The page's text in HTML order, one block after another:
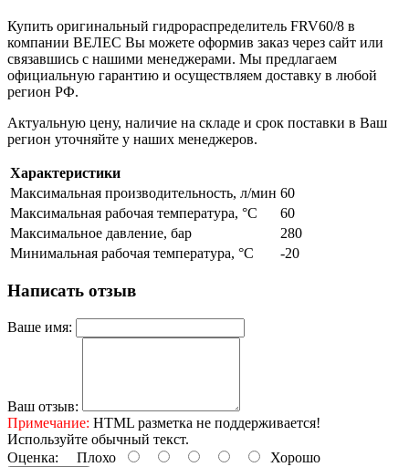
Купить оригинальный гидрораспределитель FRV60/8 в
компании ВЕЛЕС Вы можете оформив заказ через сайт или
связавшись с нашими менеджерами. Мы предлагаем
официальную гарантию и осуществляем доставку в любой
регион РФ.
Актуальную цену, наличие на складе и срок поставки в Ваш
регион уточняйте у наших менеджеров.
Характеристики
Максимальная производительность, л/мин 60
Максимальная рабочая температура, °C
60
Максимальное давление, бар
280
Минимальная рабочая температура, °C
-20
Написать отзыв
Ваше имя:
Ваш отзыв:
Примечание: HTML разметка не поддерживается!
Используйте обычный текст.
Оценка: Плохо Хорошо